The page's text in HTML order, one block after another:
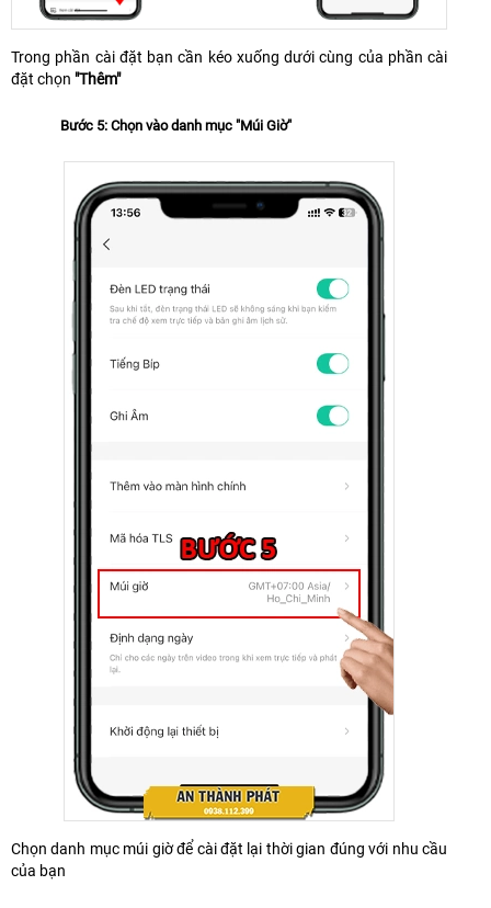
Trong phần cài đặt bạn cần kéo xuống dưới cùng của phần cài
đặt chọn "Thêm"
Bước 5: Chọn vào danh mục "Múi Giờ"
Chọn danh mục múi giờ để cài đặt lại thời gian đúng với nhu cầu
của bạn